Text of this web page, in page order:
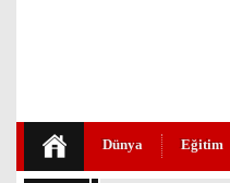
Dünya Eğitim